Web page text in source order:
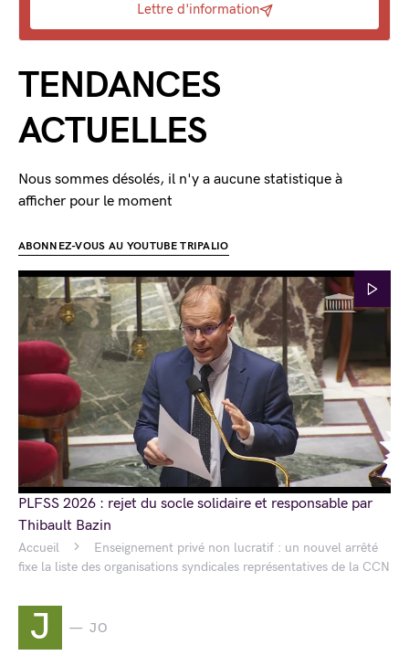
Accueil
Enseignement privé non lucratif : un nouvel arrêté
fixe la liste des organisations syndicales représentatives de la CCN
J JO
Lettre d'information
TENDANCES
ACTUELLES
Nous sommes désolés, il n'y a aucune statistique à
afficher pour le moment
ABONNEZ-VOUS AU YOUTUBE TRIPALIO
PLFSS 2026 : rejet du socle solidaire et responsable par
Thibault Bazin